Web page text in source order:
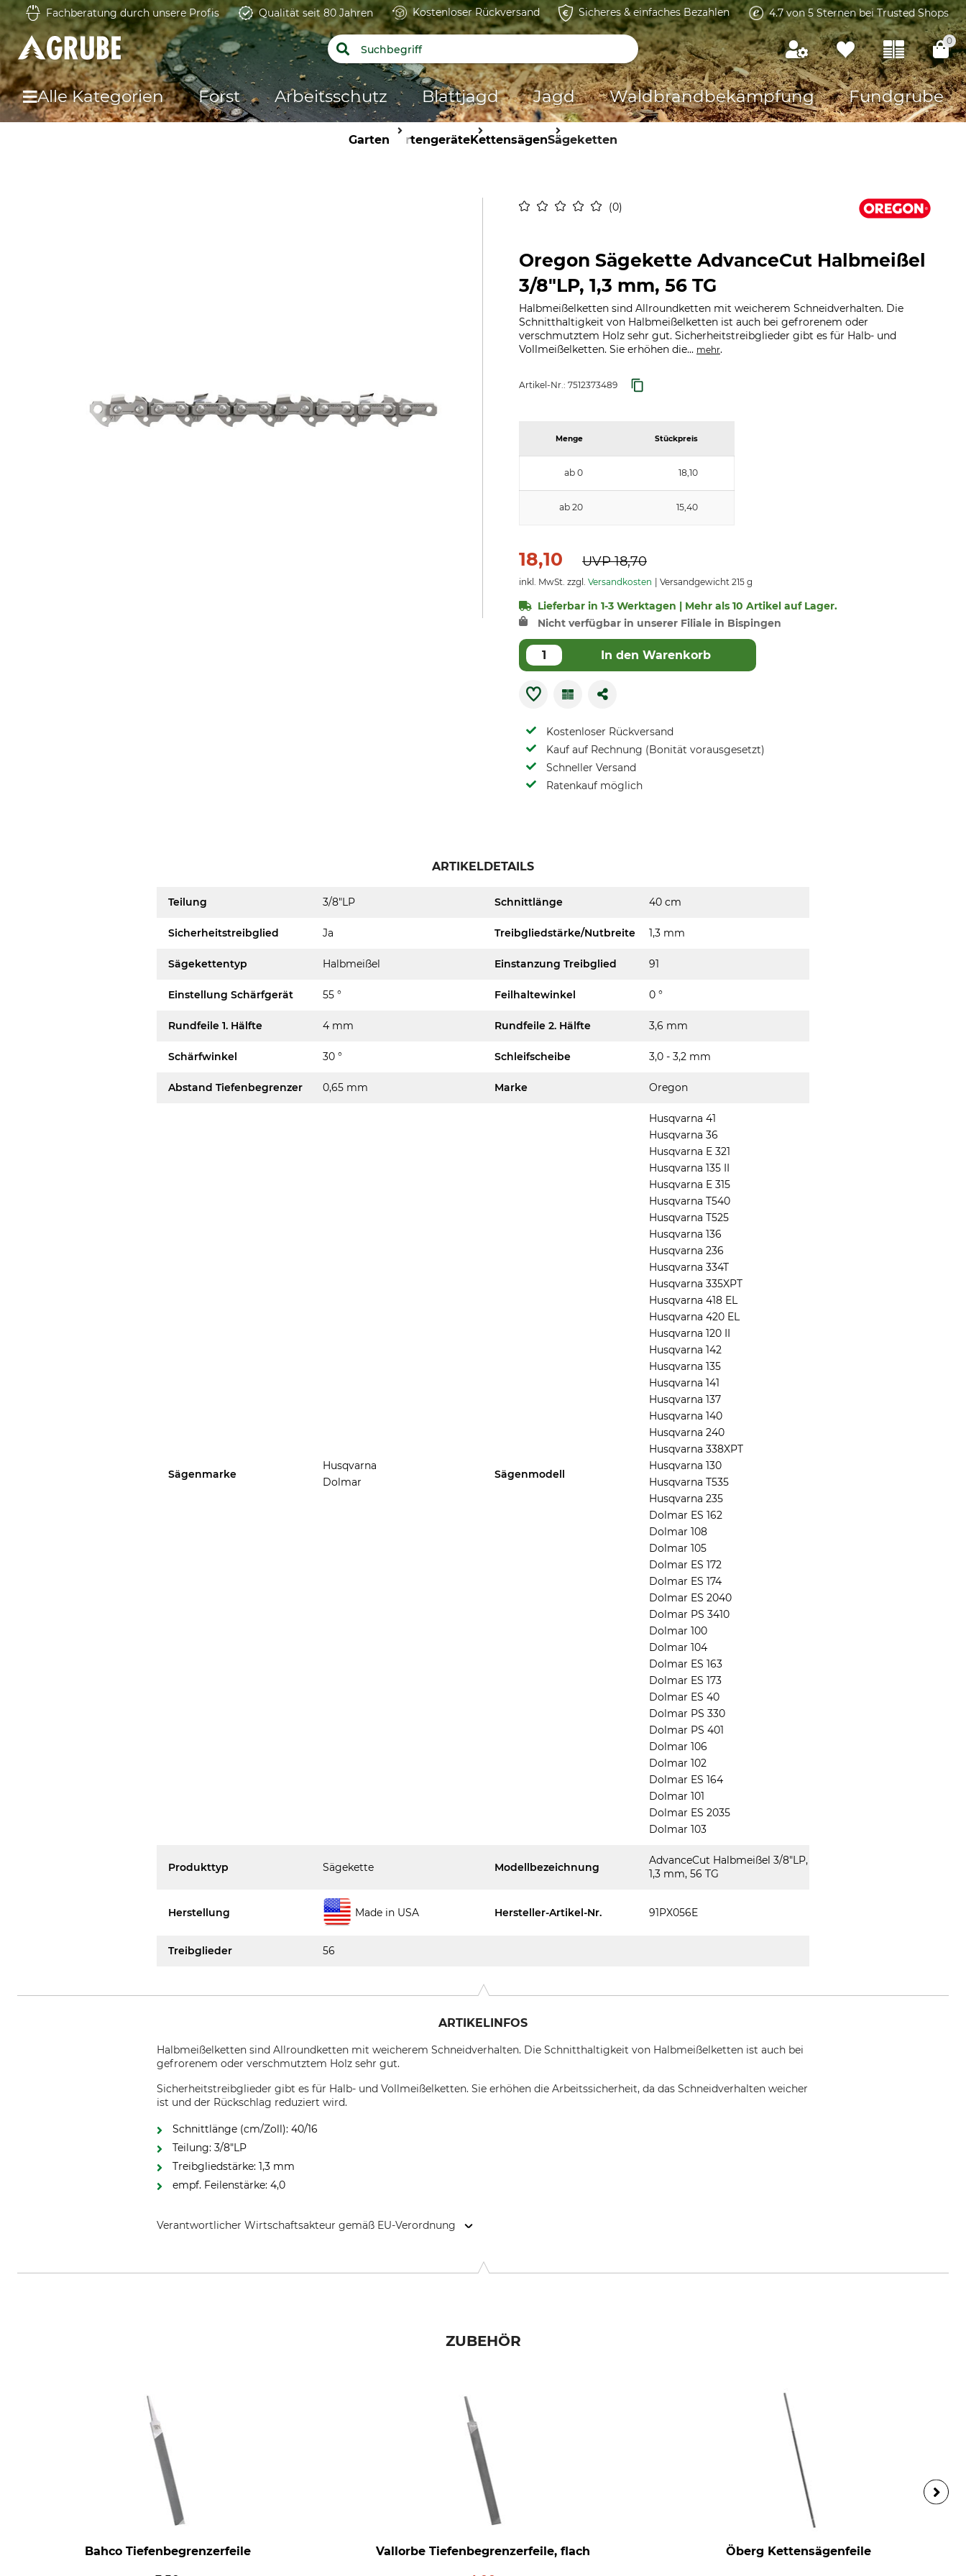
Fachberatung durch unsere Profis Qualität seit 80 Jahren Kostenloser Rückversand Sicheres & einfaches Bezahlen 4.7 von 5 Sternen bei Trusted Shops
0
Alle Kategorien Forst Arbeitsschutz Blattjagd Jagd Waldbrandbekämpfung Fundgrube
Garten GartengeräteKettensägenSägeketten
0
Oregon Sägekette AdvanceCut Halbmeißel
3/8"LP, 1,3 mm, 56 TG
Halbmeißelketten sind Allroundketten mit weicherem Schneidverhalten. Die
Schnitthaltigkeit von Halbmeißelketten ist auch bei gefrorenem oder
verschmutztem Holz sehr gut. Sicherheitstreibglieder gibt es für Halb- und
Vollmeißelketten. Sie erhöhen die... mehr.
Artikel-Nr.: 7512373489
Menge Stückpreis
ab 0 18,10
ab 20 15,40
18,10 UVP18,70
inkl. MwSt. zzgl. Versandkosten Versandgewicht 215 g
Lieferbar in 1-3 Werktagen | Mehr als 10 Artikel auf Lager.
Nicht verfügbar in unserer Filiale in Bispingen
In den Warenkorb
Kostenloser Rückversand
Kauf auf Rechnung (Bonität vorausgesetzt)
Schneller Versand
Ratenkauf möglich
ARTIKELDETAILS
Teilung 3/8"LP Schnittlänge 40 cm
Sicherheitstreibglied Ja Treibgliedstärke/Nutbreite 1,3 mm
Sägekettentyp Halbmeißel Einstanzung Treibglied 91
Einstellung Schärfgerät 55 ° Feilhaltewinkel 0 °
Rundfeile 1. Hälfte 4 mm Rundfeile 2. Hälfte 3,6 mm
Schärfwinkel 30 ° Schleifscheibe 3,0 - 3,2 mm
Abstand Tiefenbegrenzer 0,65 mm Marke Oregon
Sägenmarke
Husqvarna
Dolmar
Sägenmodell
Husqvarna 41
Husqvarna 36
Husqvarna E 321
Husqvarna 135 II
Husqvarna E 315
Husqvarna T540
Husqvarna T525
Husqvarna 136
Husqvarna 236
Husqvarna 334T
Husqvarna 335XPT
Husqvarna 418 EL
Husqvarna 420 EL
Husqvarna 120 II
Husqvarna 142
Husqvarna 135
Husqvarna 141
Husqvarna 137
Husqvarna 140
Husqvarna 240
Husqvarna 338XPT
Husqvarna 130
Husqvarna T535
Husqvarna 235
Dolmar ES 162
Dolmar 108
Dolmar 105
Dolmar ES 172
Dolmar ES 174
Dolmar ES 2040
Dolmar PS 3410
Dolmar 100
Dolmar 104
Dolmar ES 163
Dolmar ES 173
Dolmar ES 40
Dolmar PS 330
Dolmar PS 401
Dolmar 106
Dolmar 102
Dolmar ES 164
Dolmar 101
Dolmar ES 2035
Dolmar 103
Produkttyp Sägekette Modellbezeichnung
AdvanceCut Halbmeißel 3/8"LP,
1,3 mm, 56 TG
Herstellung Made in USA Hersteller-Artikel-Nr. 91PX056E
Treibglieder 56
ARTIKELINFOS
Halbmeißelketten sind Allroundketten mit weicherem Schneidverhalten. Die Schnitthaltigkeit von Halbmeißelketten ist auch bei
gefrorenem oder verschmutztem Holz sehr gut.
Sicherheitstreibglieder gibt es für Halb- und Vollmeißelketten. Sie erhöhen die Arbeitssicherheit, da das Schneidverhalten weicher
ist und der Rückschlag reduziert wird.
Schnittlänge (cm/Zoll): 40/16
Teilung: 3/8"LP
Treibgliedstärke: 1,3 mm
empf. Feilenstärke: 4,0
Verantwortlicher Wirtschaftsakteur gemäß EU-Verordnung
ZUBEHÖR
Bahco Tiefenbegrenzerfeile Vallorbe Tiefenbegrenzerfeile, flach Öberg Kettensägenfeile